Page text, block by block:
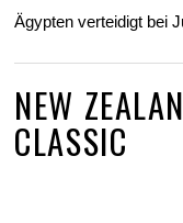
Ägypten verteidigt bei
NEW
CLASSIC